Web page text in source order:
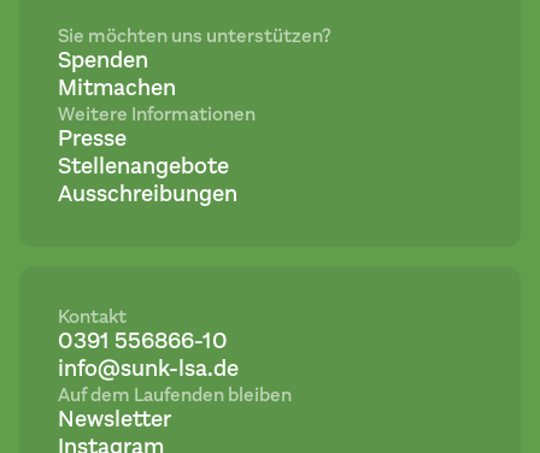
Sie möchten uns unterstützen?
Spenden
Mitmachen
Weitere Informationen
Presse
Stellenangebote
Ausschreibungen
Kontakt
0391 556866-10
info@sunk-lsa.de
Auf dem Laufenden bleiben
Newsletter